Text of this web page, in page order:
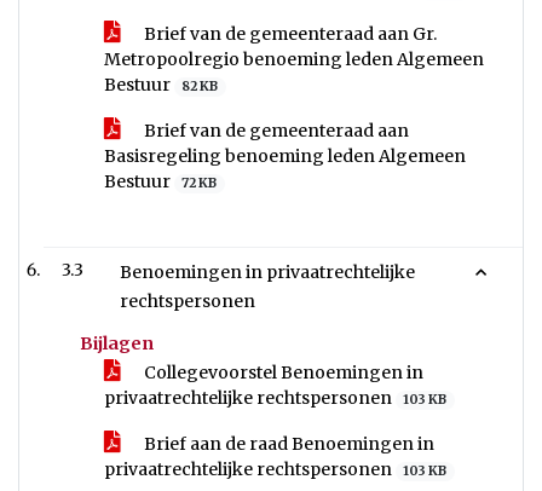
Brief van de gemeenteraad aan Gr.
Metropoolregio benoeming leden Algemeen
Bestuur
82 KB
Brief van de gemeenteraad aan
Basisregeling benoeming leden Algemeen
Bestuur
72 KB
3.3
Benoemingen in privaatrechtelijke
rechtspersonen
Bijlagen
Collegevoorstel Benoemingen in
privaatrechtelijke rechtspersonen
103 KB
Brief aan de raad Benoemingen in
privaatrechtelijke rechtspersonen
103 KB